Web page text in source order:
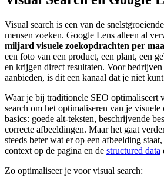
Visual search is een van de
mensen zoeken. Google Lens alleen al
miljard visuele zoekopdrachten per
een foto van een product, een plant, een
en krijgen direct resultaten. Voor
aanbieden, is dit een kanaal dat je niet
Waar je bij traditionele SEO optimaliseert
search om het optimaliseren van je
basics: goede alt-teksten, beschrijvende
correcte afbeeldingen. Maar het gaat
steeds beter wat er op een afbeelding
context op de pagina en de structured data
Zo optimaliseer je voor visual search: